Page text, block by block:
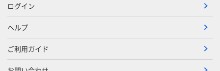
ログイン
ヘルプ
ご利用ガイド